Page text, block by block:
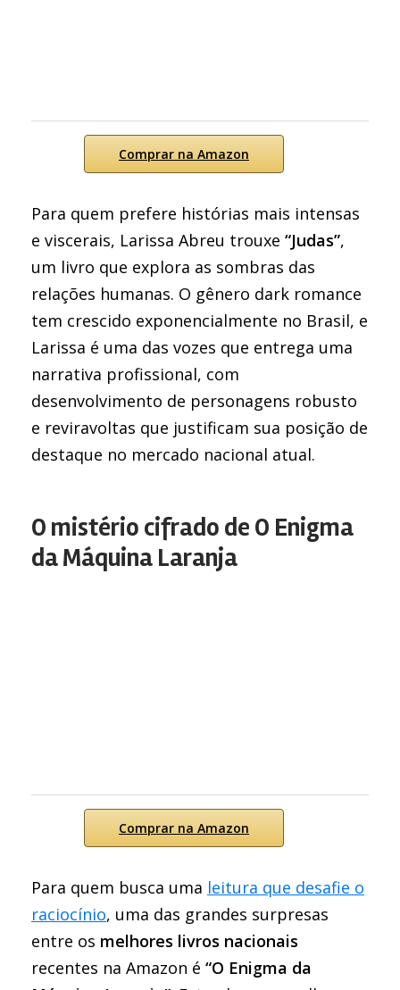
Comprar na Amazon
Para quem prefere histórias mais intensas
e viscerais, Larissa Abreu trouxe “Judas”,
um livro que explora as sombras das
relações humanas. O gênero dark romance
tem crescido exponencialmente no Brasil, e
Larissa é uma das vozes que entrega uma
narrativa profissional, com
desenvolvimento de personagens robusto
e reviravoltas que justificam sua posição de
destaque no mercado nacional atual.
O mistério cifrado de O Enigma
da Máquina Laranja
Comprar na Amazon
Para quem busca uma leitura que desafie o
raciocínio, uma das grandes surpresas
entre os melhores livros nacionais
recentes na Amazon é “O Enigma da